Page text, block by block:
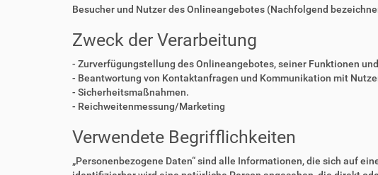
Besucher und Nutzer des Onlineangebotes (Nachfolgend
Zweck der Verarbeitung
- Zurverfügungstellung des Onlineangebotes, seiner Funktionen
- Beantwortung von Kontaktanfragen und Kommunikation mit
- Sicherheitsmaßnahmen.
- Reichweitenmessung/Marketing
Verwendete Begrifflichkeiten
„Personenbezogene Daten“ sind alle Informationen, die sich auf